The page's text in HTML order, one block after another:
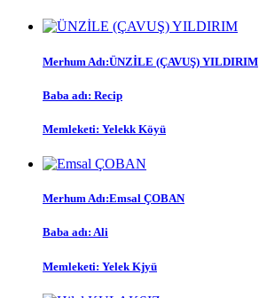
Merhum Adı:ÜNZİLE (ÇAVUŞ) YILDIRIM
Baba adı: Recip
Memleketi: Yelekk Köyü
Merhum Adı:Emsal ÇOBAN
Baba adı: Ali
Memleketi: Yelek Kjyü